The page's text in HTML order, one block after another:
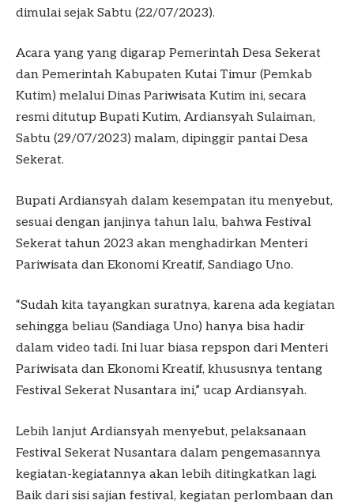
dimulai sejak Sabtu (22/07/2023).
Acara yang yang digarap Pemerintah Desa Sekerat
dan Pemerintah Kabupaten Kutai Timur (Pemkab
Kutim) melalui Dinas Pariwisata Kutim ini, secara
resmi ditutup Bupati Kutim, Ardiansyah Sulaiman,
Sabtu (29/07/2023) malam, dipinggir pantai Desa
Sekerat.
Bupati Ardiansyah dalam kesempatan itu menyebut,
sesuai dengan janjinya tahun lalu, bahwa Festival
Sekerat tahun 2023 akan menghadirkan Menteri
Pariwisata dan Ekonomi Kreatif, Sandiago Uno.
“Sudah kita tayangkan suratnya, karena ada kegiatan
sehingga beliau (Sandiaga Uno) hanya bisa hadir
dalam video tadi. Ini luar biasa repspon dari Menteri
Pariwisata dan Ekonomi Kreatif, khususnya tentang
Festival Sekerat Nusantara ini,” ucap Ardiansyah.
Lebih lanjut Ardiansyah menyebut, pelaksanaan
Festival Sekerat Nusantara dalam pengemasannya
kegiatan-kegiatannya akan lebih ditingkatkan lagi.
Baik dari sisi sajian festival, kegiatan perlombaan dan